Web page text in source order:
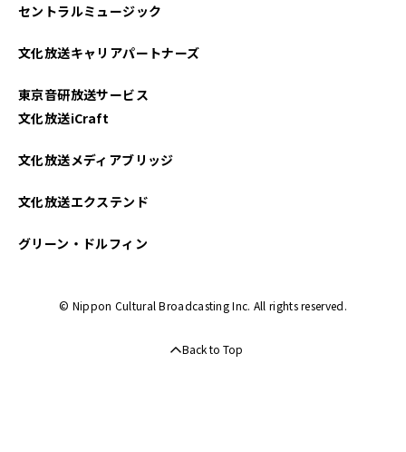
セントラルミュージック
文化放送キャリアパートナーズ
東京音研放送サービス
文化放送iCraft
文化放送メディアブリッジ
文化放送エクステンド
グリーン・ドルフィン
© Nippon Cultural Broadcasting Inc. All rights reserved.
Back to Top